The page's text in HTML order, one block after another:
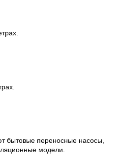
бытовые переносные насосы,
модели.